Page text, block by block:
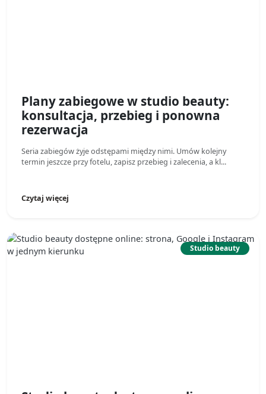
Plany zabiegowe w studio beauty:
konsultacja, przebieg i ponowna
rezerwacja
Seria zabiegów żyje odstępami między nimi. Umów kolejny
termin jeszcze przy fotelu, zapisz przebieg i zalecenia, a kl...
Czytaj więcej
Studio beauty